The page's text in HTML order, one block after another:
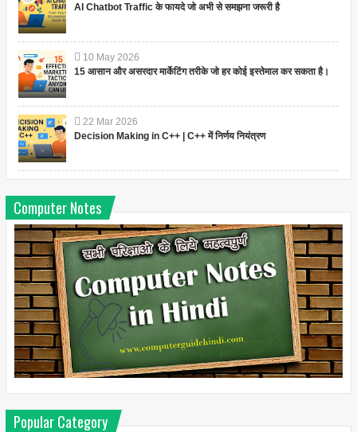
AI Chatbot Traffic के फायदे जो अभी से समझना जरूरी है
10 May 2026
15 आसान और असरदार मार्केटिंग तरीके जो हर कोई इस्तेमाल कर सकता है।
22 Mar 2026
Decision Making in C++ | C++ में निर्णय नियंत्रण
Computer Notes
Popular Category